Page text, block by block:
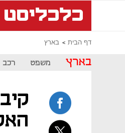
דף הבית בארץ
בארץ משפט רכב